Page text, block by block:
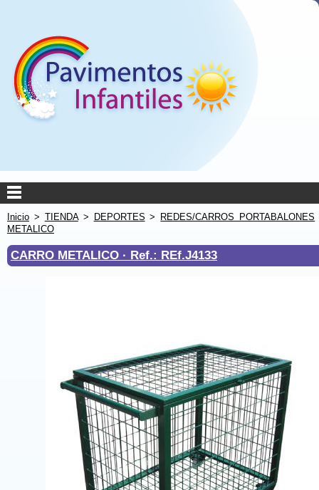
Inicio > TIENDA> DEPORTES > REDES/CARROS PORTABALONES
METALICO
CARRO METALICO · Ref.: REf.J4133